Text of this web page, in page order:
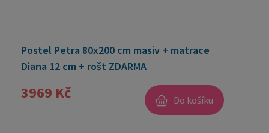
Postel Petra 80x200 cm masiv + matrace
Diana 12 cm + rošt ZDARMA
3969 Kč Do košíku